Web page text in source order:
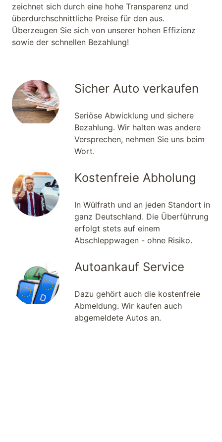
zeichnet sich durch eine hohe Transparenz und
überdurchschnittliche Preise für den aus.
Überzeugen Sie sich von unserer hohen Effizienz
sowie der schnellen Bezahlung!
Sicher Auto verkaufen
Seriöse Abwicklung und sichere
Bezahlung. Wir halten was andere
Versprechen, nehmen Sie uns beim
Wort.
Kostenfreie Abholung
In Wülfrath und an jeden Standort in
ganz Deutschland. Die Überführung
erfolgt stets auf einem
Abschleppwagen - ohne Risiko.
Autoankauf Service
Dazu gehört auch die kostenfreie
Abmeldung. Wir kaufen auch
abgemeldete Autos an.